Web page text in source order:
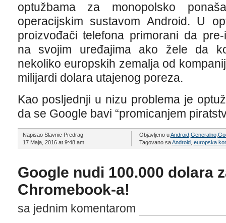
optužbama za monopolsko
operacijskim sustavom Android. U
proizvođači telefona primorani da
na svojim uređajima ako žele da
nekoliko europskih zemalja od
milijardi dolara utajenog poreza.
Kao posljednji u nizu problema je
da se Google bavi “promicanjem
Napisao Slavnic Predrag
17 Maja, 2016 at 9:48 am
Objavljeno uAndroid, Generalno,
Tagovano saAndroid, europska
Google nudi 100.000 dolara
Chromebook-a!
sa jednim komentarom